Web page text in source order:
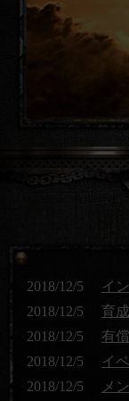
2018/12/5
イ
2018/12/5
育
2018/12/5
有
2018/12/5
イ
2018/12/5
メ